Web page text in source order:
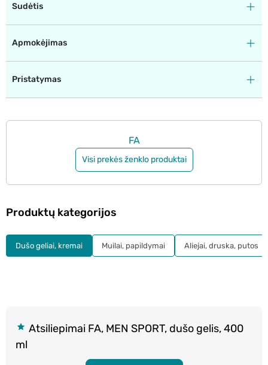
Sudėtis
Apmokėjimas
Pristatymas
FA
Visi prekės ženklo produktai
Atsiliepimai FA, MEN SPORT, dušo gelis, 400
ml
Produktų kategorijos
Dušo geliai, kremai Muilai, papildymai Aliejai, druska, putos